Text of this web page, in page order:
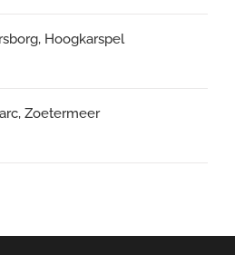
Hoogkarspel
Zoetermeer